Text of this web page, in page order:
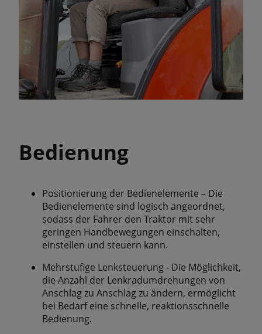
Bedienung
Positionierung der Bedienelemente – Die
Bedienelemente sind logisch angeordnet,
sodass der Fahrer den Traktor mit sehr
geringen Handbewegungen einschalten,
einstellen und steuern kann.
Mehrstufige Lenksteuerung - Die Möglichkeit,
die Anzahl der Lenkradumdrehungen von
Anschlag zu Anschlag zu ändern, ermöglicht
bei Bedarf eine schnelle, reaktionsschnelle
Bedienung.